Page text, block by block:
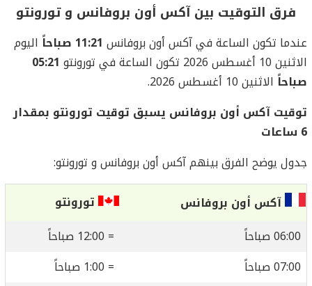
فرق التوقيت بين آكس أون بروفانس و تورونتو
عندما تكون الساعة في آكس أون بروفانس 11:21 صباحاً
اليوم
الاثنين 10 أغسطس 2026 تكون الساعة في تورونتو
05:21
صباحاً الاثنين 10 أغسطس 2026.
توقيت آكس أون بروفانس يسبق توقيت تورونتو بمقدار
6 ساعات
جدول يوضح الفرق بينهم آكس أون بروفانس و تورونتو:
آكس أون بروفانس
تورونتو
06:00 صباحاً
= 12:00 صباحاً
07:00 صباحاً
= 1:00 صباحاً